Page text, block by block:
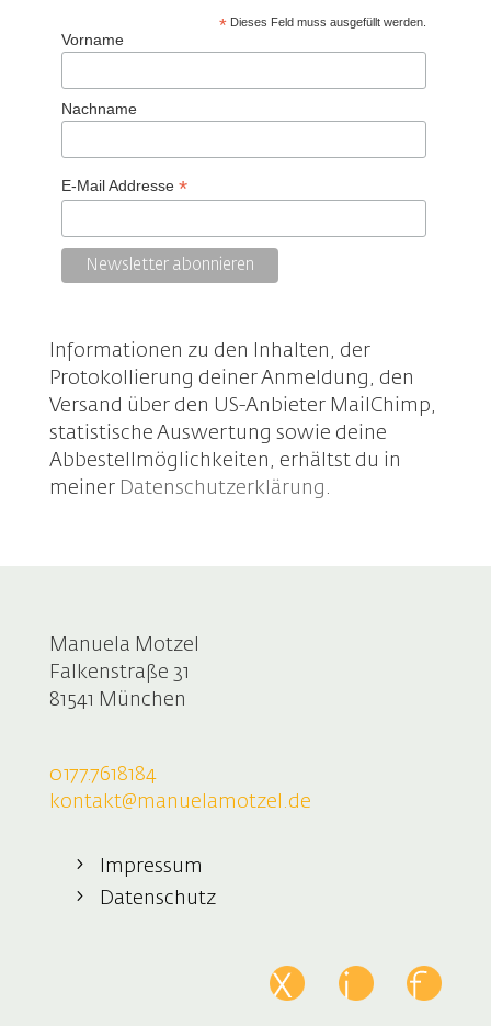
* Dieses Feld muss ausgefüllt werden.
Vorname
Nachname
E-Mail Addresse *
Informationen zu den Inhalten, der
Protokollierung deiner Anmeldung, den
Versand über den US-Anbieter MailChimp,
statistische Auswertung sowie deine
Abbestellmöglichkeiten, erhältst du in
meiner Datenschutzerklärung .
Manuela Motzel
Falkenstraße 31
81541 München
0177.7618184
kontakt@manuelamotzel.de
Impressum
Datenschutz